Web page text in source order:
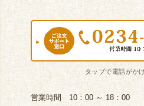
営業時間 10：00 ～ 18：00